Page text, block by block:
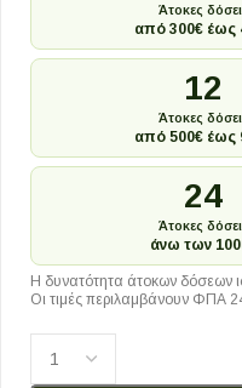
Άτοκες
από 300€ έως
12
Άτοκες
από 500€ έως
24
Άτοκες
άνω των
Η δυνατότητα άτοκων δόσεων
Οι τιμές περιλαμβάνουν ΦΠΑ